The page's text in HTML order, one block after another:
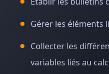
Gérer les éléments
Collecter les
variables liés au